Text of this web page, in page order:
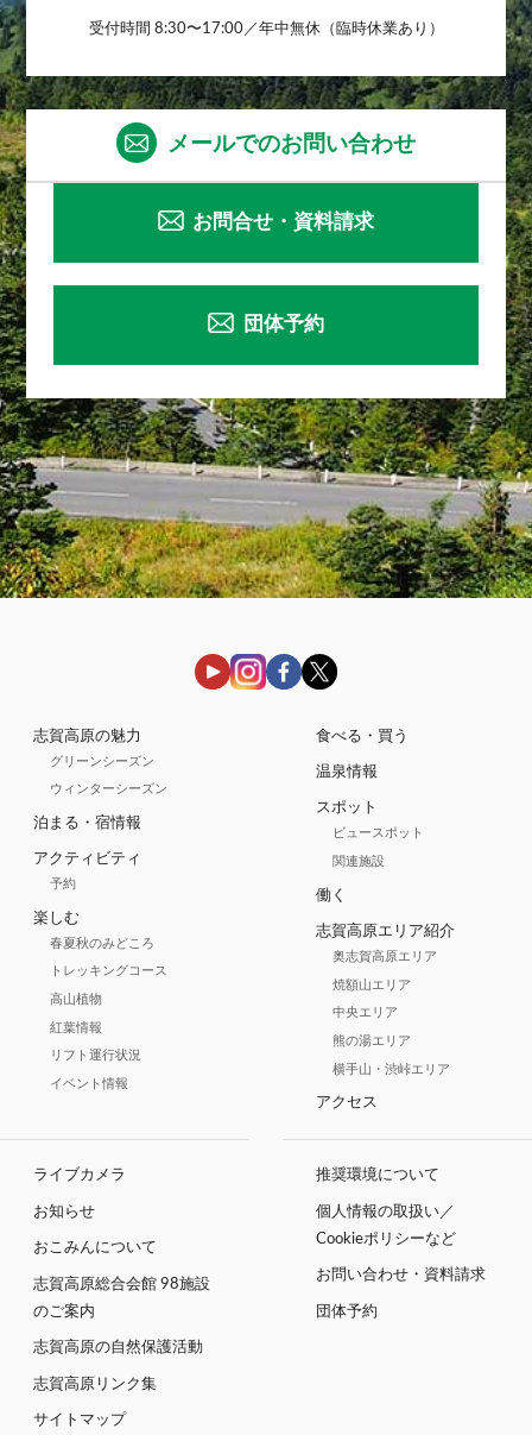
受付時間 8:30〜17:00／年中無休（臨時休業あり）
メールでのお問い合わせ
お問合せ・資料請求
団体予約
志賀高原の魅力
グリーンシーズン
ウィンターシーズン
泊まる・宿情報
アクティビティ
予約
楽しむ
春夏秋のみどころ
トレッキングコース
高山植物
紅葉情報
リフト運行状況
イベント情報
食べる・買う
温泉情報
スポット
ビュースポット
関連施設
働く
志賀高原エリア紹介
奥志賀高原エリア
焼額山エリア
中央エリア
熊の湯エリア
横手山・渋峠エリア
アクセス
ライブカメラ
お知らせ
おこみんについて
志賀高原総合会館 98施設
のご案内
志賀高原の自然保護活動
志賀高原リンク集
サイトマップ
推奨環境について
個人情報の取扱い／
Cookieポリシーなど
お問い合わせ・資料請求
団体予約